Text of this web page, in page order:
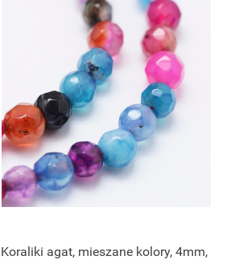
Koraliki agat, mieszane kolory, 4mm,